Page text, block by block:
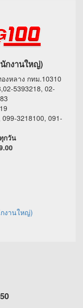
กงานใหญ่)
งหลาง กทม.10310
5393218, 02-
3218100, 091-
กวัน
งานใหญ่)